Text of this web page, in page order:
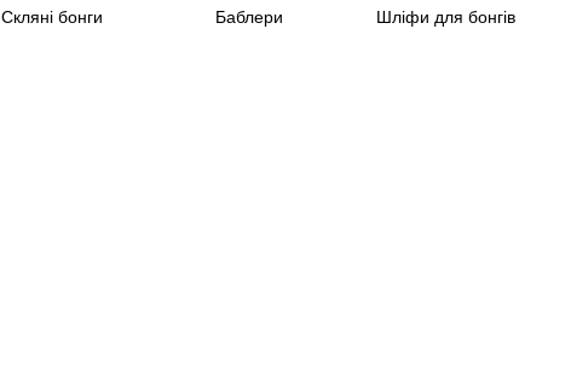
Скляні бонги Баблери Шліфи для бонгів